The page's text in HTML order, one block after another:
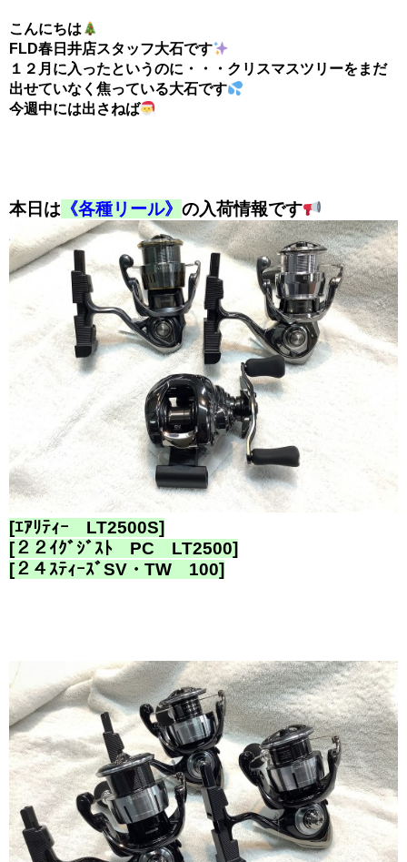
こんにちは
FLD春日井店スタッフ大石です
１２月に入ったというのに・・・クリスマスツリーをまだ
出せていなく焦っている大石です
今週中には出さねば
本日は 《各種リール》 の入荷情報です
[ｴｱﾘﾃｨｰ LT2500S]
[２２ｲｸﾞｼﾞｽﾄ PC LT2500]
[２４ｽﾃｨｰｽﾞSV・TW 100]